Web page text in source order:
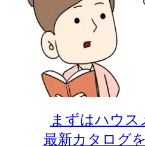
まずはハウス
最新カタログ